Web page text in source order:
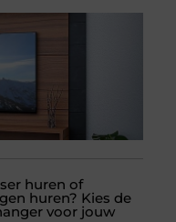
huren of
huren? Kies de
voor jouw